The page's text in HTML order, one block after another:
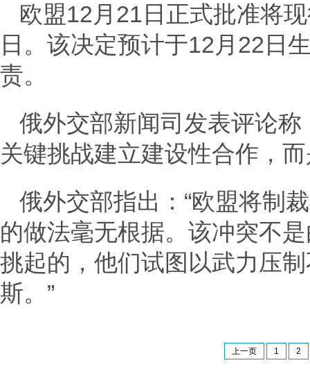
欧盟12月21日正式批准将
日。该决定预计于12月22日
责。
俄外交部新闻司发表评论
关键挑战建立建设性合作，
俄外交部指出：“欧盟将制
的做法毫无根据。该冲突不
挑起的，他们试图以武力压
斯。”
上一页 1 2